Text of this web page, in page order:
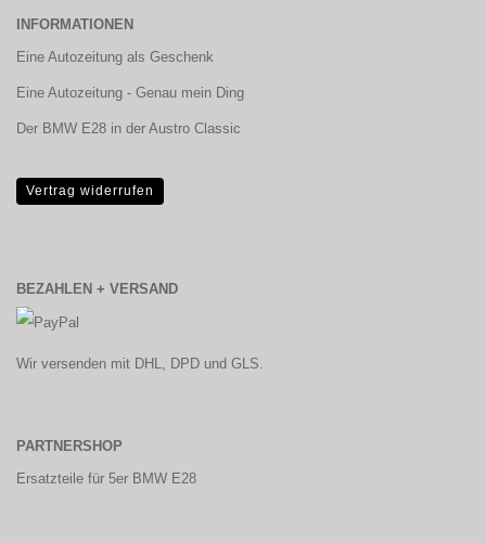
INFORMATIONEN
Eine Autozeitung als Geschenk
Eine Autozeitung - Genau mein Ding
Der BMW E28 in der Austro Classic
Vertrag widerrufen
BEZAHLEN + VERSAND
Wir versenden mit DHL, DPD und GLS.
PARTNERSHOP
Ersatzteile für 5er BMW E28